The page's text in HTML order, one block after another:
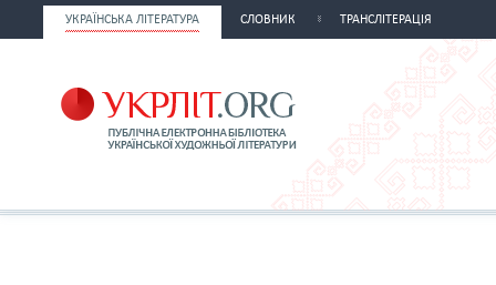
УКРАЇНСЬКА ЛІТЕРАТУРА СЛОВНИК ТРАНСЛІТЕРАЦІЯ